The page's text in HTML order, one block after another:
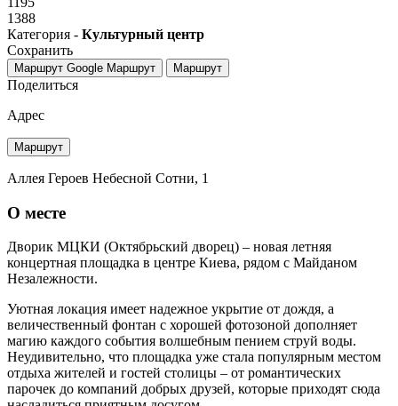
1388
Категория - Культурный центр
Сохранить
Маршрут Google Маршрут Маршрут
Поделиться
Адрес
Маршрут
Аллея Героев Небесной Сотни, 1
О месте
Дворик МЦКИ (Октябрьский дворец) – новая летняя
концертная площадка в центре Киева, рядом с Майданом
Незалежности.
Уютная локация имеет надежное укрытие от дождя, а
величественный фонтан с хорошей фотозоной дополняет
магию каждого события волшебным пением струй воды.
Неудивительно, что площадка уже стала популярным местом
отдыха жителей и гостей столицы – от романтических
парочек до компаний добрых друзей, которые приходят сюда